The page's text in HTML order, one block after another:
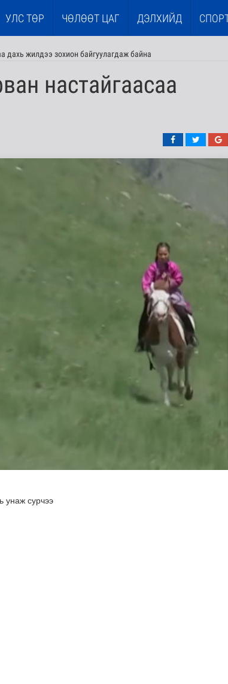
УЛС ТӨР ЧӨЛӨӨТ ЦАГ ДЭЛХИЙД
дахь жилдээ зохион байгуулагдаж байна
настайгаасаа
унаж сурчээ